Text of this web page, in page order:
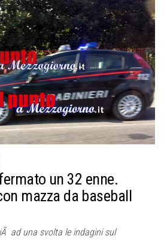
un 32 enne.
mazza da baseball
ad una svolta le indagini sul